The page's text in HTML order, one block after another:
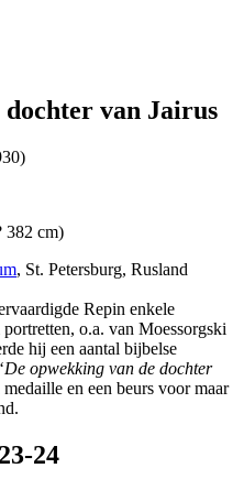
dochter van Jairus
382 cm)
, St. Petersburg, Rusland
Repin enkele
o.a. van Moessorgski
hij een aantal bijbelse
De opwekking van de dochter
en een beurs voor maar
24